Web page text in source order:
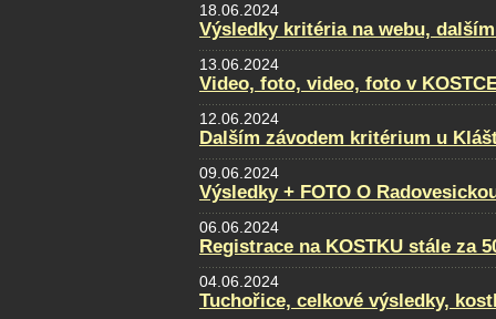
18.06.2024
Výsledky kritéria na webu,
13.06.2024
Video, foto, video, foto v
12.06.2024
Dalším závodem kritérium u
09.06.2024
Výsledky + FOTO O
06.06.2024
Registrace na KOSTKU stále za
04.06.2024
Tuchořice, celkové výsledky,